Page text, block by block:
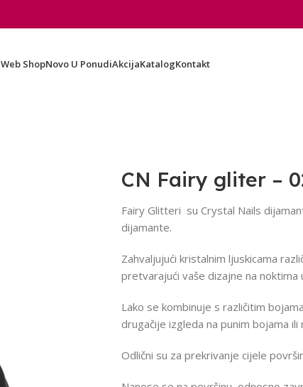
Web ShopNovo U PonudiAkcijaKatalogKontakt
CN Fairy gliter –
Fairy Glitteri su Crystal Nails
dijamante.
Zahvaljujući kristalnim ljuskicama
pretvarajući vaše dizajne na noktima
Lako se kombinuje s različitim
drugačije izgleda na punim bojama ili
Odlični su za prekrivanje cijele